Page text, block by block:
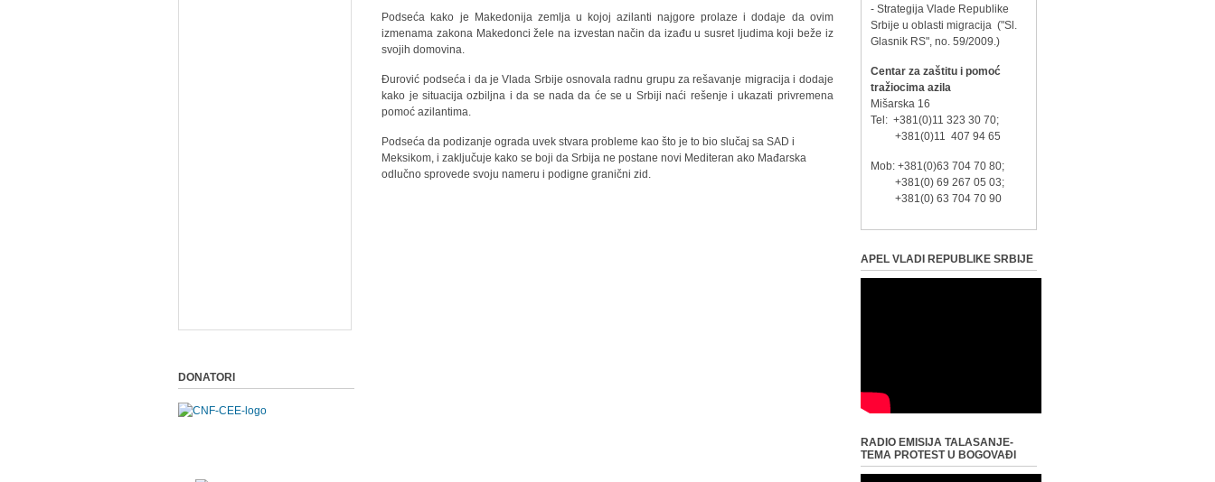
Podseća kako je Makedonija zemlja u kojoj azilanti najgore prolaze i dodaje da ovim
izmenama zakona Makedonci žele na izvestan način da izađu u susret ljudima koji beže iz
svojih domovina.
Đurović podseća i da je Vlada Srbije osnovala radnu grupu za rešavanje migracija i dodaje
kako je situacija ozbiljna i da se nada da će se u Srbiji naći rešenje i ukazati privremena
pomoć azilantima.
Podseća da podizanje ograda uvek stvara probleme kao što je to bio slučaj sa SAD i
Meksikom, i zaključuje kako se boji da Srbija ne postane novi Mediteran ako Mađarska
odlučno sprovede svoju nameru i podigne granični zid.
DONATORI
- Strategija Vlade Republike
Srbije u oblasti migracija ("Sl.
Glasnik RS", no. 59/2009.)
Centar za zaštitu i pomoć
tražiocima azila
Mišarska 16
Tel: +381(0)11 323 30 70;
+381(0)11 407 94 65
Mob: +381(0)63 704 70 80;
+381(0) 69 267 05 03;
+381(0) 63 704 70 90
APEL VLADI REPUBLIKE SRBIJE
RADIO EMISIJA TALASANJE-
TEMA PROTEST U BOGOVAĐI